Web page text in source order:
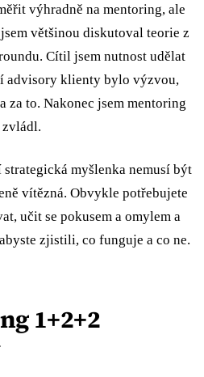
výhradně na mentoring, ale
většinou diskutoval teorie z
Cítil jsem nutnost udělat
advisory klienty bylo výzvou,
za to. Nakonec jsem mentoring
zvládl.
strategická myšlenka nemusí být
vítězná. Obvykle potřebujete
učit se pokusem a omylem a
zjistili, co funguje a co ne.
1+2+2